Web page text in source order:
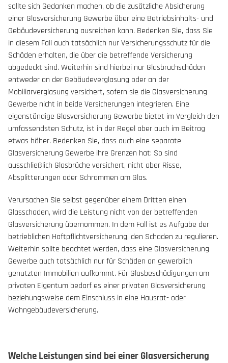
sollte sich Gedanken machen, ob die zusätzliche Absicherung
einer Glasversicherung Gewerbe über eine Betriebsinhalts- und
Gebäudeversicherung ausreichen kann. Bedenken Sie, dass Sie
in diesem Fall auch tatsächlich nur Versicherungsschutz für die
Schäden erhalten, die über die betreffende Versicherung
abgedeckt sind. Weiterhin sind hierbei nur Glasbruchschäden
entweder an der Gebäudeverglasung oder an der
Mobiliarverglasung versichert, sofern sie die Glasversicherung
Gewerbe nicht in beide Versicherungen integrieren. Eine
eigenständige Glasversicherung Gewerbe bietet im Vergleich den
umfassendsten Schutz, ist in der Regel aber auch im Beitrag
etwas höher. Bedenken Sie, dass auch eine separate
Glasversicherung Gewerbe ihre Grenzen hat: So sind
ausschließlich Glasbrüche versichert, nicht aber Risse,
Absplitterungen oder Schrammen am Glas.
Verursachen Sie selbst gegenüber einem Dritten einen
Glasschaden, wird die Leistung nicht von der betreffenden
Glasversicherung übernommen. In dem Fall ist es Aufgabe der
betrieblichen Haftpflichtversicherung, den Schaden zu regulieren.
Weiterhin sollte beachtet werden, dass eine Glasversicherung
Gewerbe auch tatsächlich nur für Schäden an gewerblich
genutzten Immobilien aufkommt. Für Glasbeschädigungen am
privaten Eigentum bedarf es einer privaten Glasversicherung
beziehungsweise dem Einschluss in eine Hausrat- oder
Wohngebäudeversicherung.
Welche Leistungen sind bei einer Glasversicherung